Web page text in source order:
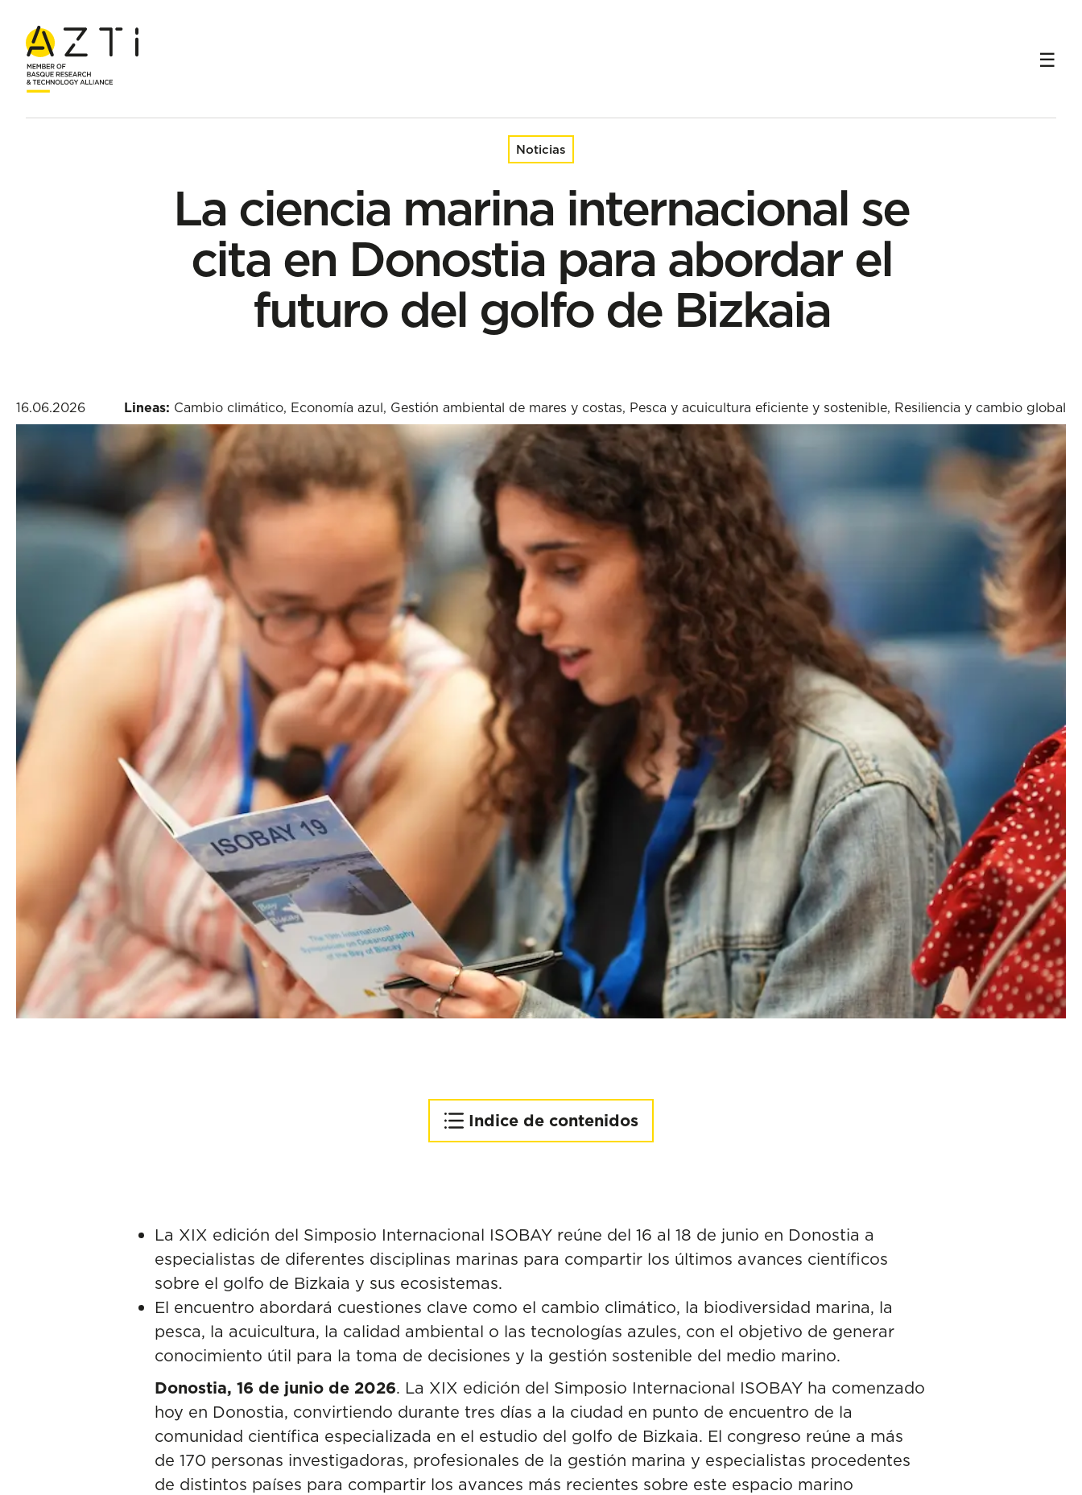
Inicio Noticias La ciencia marina internacional se cita en Donostia para abordar el futuro del golfo de Bizkaia
Noticias
La ciencia marina internacional se
cita en Donostia para abordar el
futuro del golfo de Bizkaia
16.06.2026 Lineas: Cambio climático, Economía azul, Gestión ambiental de mares y costas, Pesca y acuicultura eficiente y sostenible, Resiliencia y cambio global
Indice de contenidos
proyección científica de
Donostia
La XIX edición del Simposio Internacional ISOBAY reúne del 16 al 18 de junio en Donostia a
especialistas de diferentes disciplinas marinas para compartir los últimos avances científicos
sobre el golfo de Bizkaia y sus ecosistemas.
El encuentro abordará cuestiones clave como el cambio climático, la biodiversidad marina, la
pesca, la acuicultura, la calidad ambiental o las tecnologías azules, con el objetivo de generar
conocimiento útil para la toma de decisiones y la gestión sostenible del medio marino.
Donostia, 16 de junio de 2026. La XIX edición del Simposio Internacional ISOBAY ha comenzado
hoy en Donostia, convirtiendo durante tres días a la ciudad en punto de encuentro de la
comunidad científica especializada en el estudio del golfo de Bizkaia. El congreso reúne a más
de 170 personas investigadoras, profesionales de la gestión marina y especialistas procedentes
de distintos países para compartir los avances más recientes sobre este espacio marino